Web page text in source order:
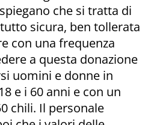
che si tratta di
sicura, ben tollerata
con una frequenza
a questa donazione
uomini e donne in
e i 60 anni e con un
chili. Il personale